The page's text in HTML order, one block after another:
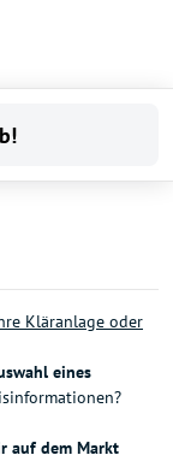
Kläranlage oder
eines
auf dem Markt